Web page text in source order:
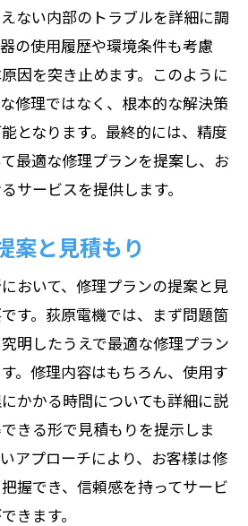
ない内部のトラブルを詳細に調
の使用履歴や環境条件も考慮
因を突き止めます。このように
修理ではなく、根本的な解決策
となります。最終的には、精度
最適な修理プランを提案し、お
サービスを提供します。
案と見積もり
おいて、修理プランの提案と見
す。荻原電機では、まず問題箇
明したうえで最適な修理プラン
。修理内容はもちろん、使用す
かかる時間についても詳細に説
きる形で見積もりを提示しま
アプローチにより、お客様は修
握でき、信頼感を持ってサービ
きます。